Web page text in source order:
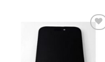
deseos